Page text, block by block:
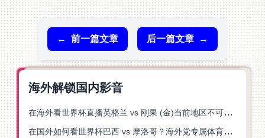
← 前一篇文章 后一篇文章 →
海外解锁国内影音
在海外看世界杯直播英格兰 vs 刚果 (金)当前地区不可播放？这篇指南帮你突破所有限制
在国外如何看世界杯巴西 vs 摩洛哥？海外党专属体育观赛指南来了